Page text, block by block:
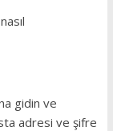
gidin ve
adresi ve şifre